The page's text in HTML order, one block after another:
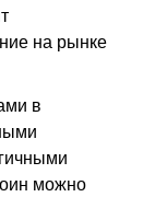
на рынке
в
можно